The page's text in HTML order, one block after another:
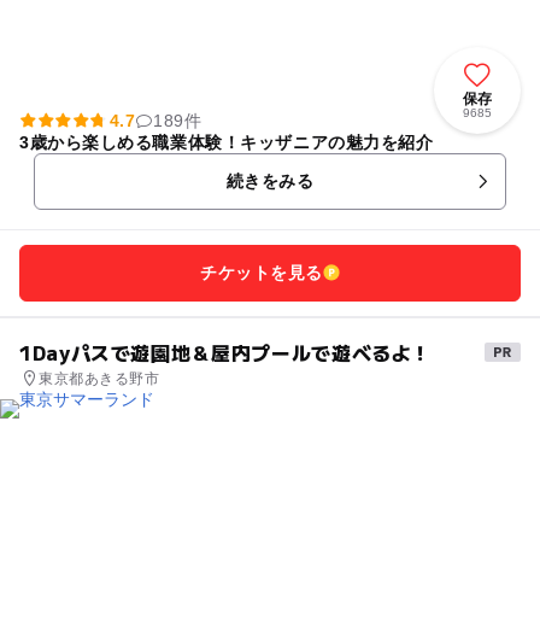
保存
9685
4.7
189件
3歳から楽しめる職業体験！キッザニアの魅力を紹介
続きをみる
チケットを見る
1Dayパスで遊園地＆屋内プールで遊べるよ！
東京都あきる野市